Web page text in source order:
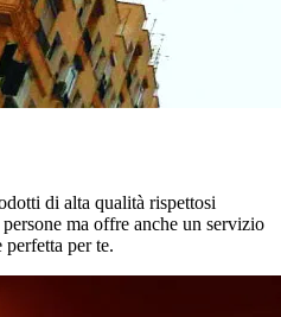
di alta qualità rispettosi
ma offre anche un servizio
perfetta per te.